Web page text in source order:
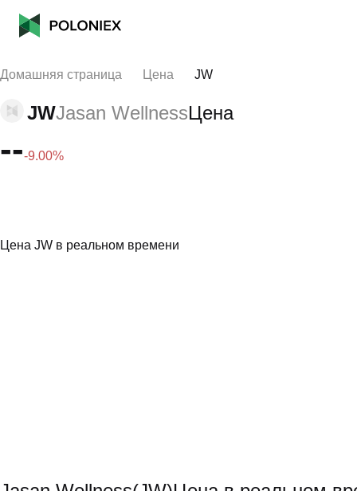
Домашняя страница Цена JW
JWJasan WellnessЦена
---9.00%
Цена JW в реальном времени